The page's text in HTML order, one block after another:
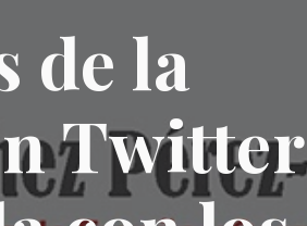
de la
Twitter